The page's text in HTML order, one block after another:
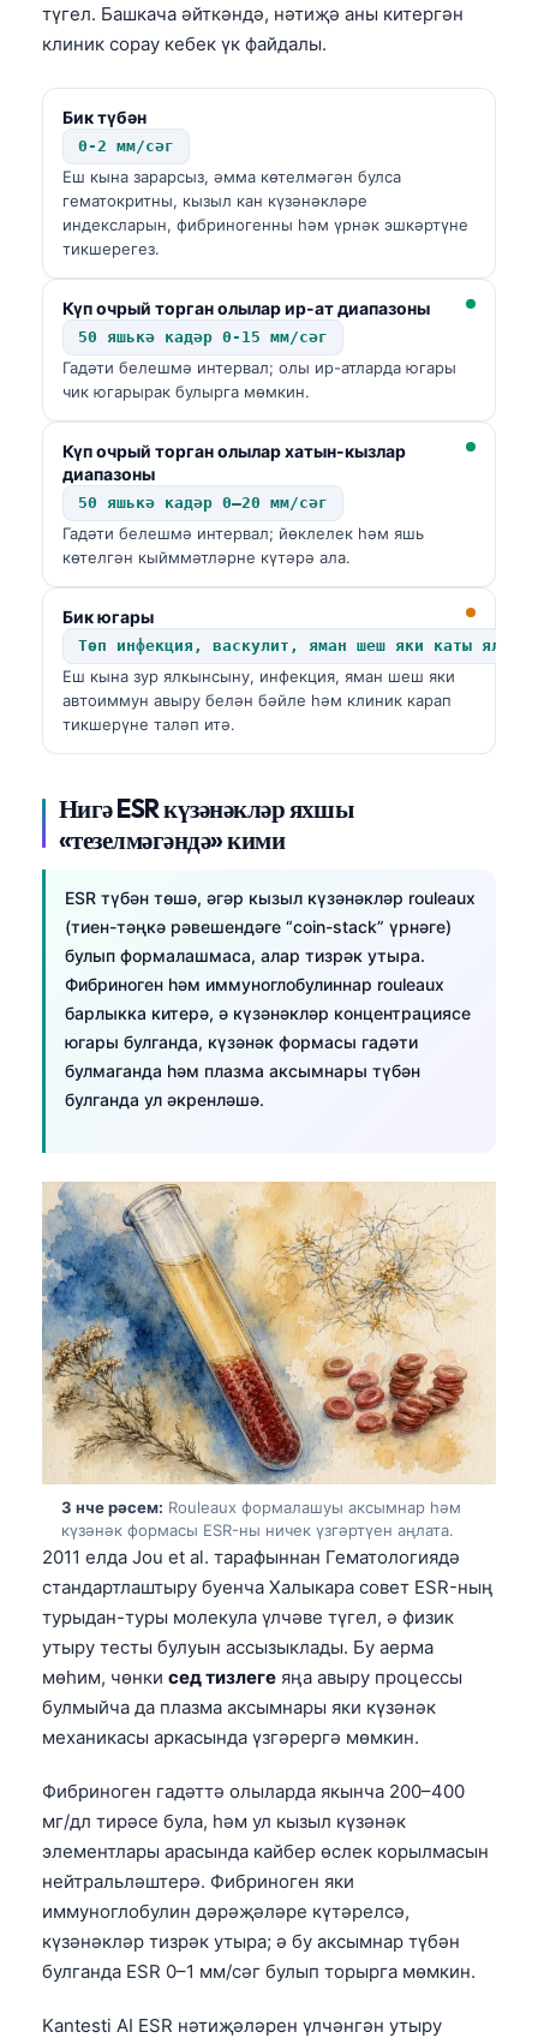
түгел. Башкача әйткәндә, нәтиҗә аны китергән
клиник сорау кебек үк файдалы.
Бик түбән
0-2 мм/сәг
Еш кына зарарсыз, әмма көтелмәгән булса
гематокритны, кызыл кан күзәнәкләре
индексларын, фибриногенны һәм үрнәк эшкәртүне
тикшерегез.
Күп очрый торган олылар ир-ат диапазоны
50 яшькә кадәр 0-15 мм/сәг
Гадәти белешмә интервал; олы ир-атларда югары
чик югарырак булырга мөмкин.
Күп очрый торган олылар хатын-кызлар
диапазоны
50 яшькә кадәр 0–20 мм/сәг
Гадәти белешмә интервал; йөклелек һәм яшь
көтелгән кыйммәтләрне күтәрә ала.
Бик югары
Төп инфекция, васкулит, яман шеш яки каты
Еш кына зур ялкынсыну, инфекция, яман шеш яки
автоиммун авыру белән бәйле һәм клиник карап
тикшерүне таләп итә.
Нигә ESR күзәнәкләр яхшы
«тезелмәгәндә» кими
ESR түбән төшә, әгәр кызыл күзәнәкләр rouleaux
(тиен-тәңкә рәвешендәге “coin-stack” үрнәге)
булып формалашмаса, алар тизрәк утыра.
Фибриноген һәм иммуноглобулиннар rouleaux
барлыкка китерә, ә күзәнәкләр концентрациясе
югары булганда, күзәнәк формасы гадәти
булмаганда һәм плазма аксымнары түбән
булганда ул әкренләшә.
3 нче рәсем: Rouleaux формалашуы аксымнар һәм
күзәнәк формасы ESR-ны ничек үзгәртүен аңлата.
2011 елда Jou et al. тарафыннан Гематологиядә
стандартлаштыру буенча Халыкара совет ESR-ның
турыдан-туры молекула үлчәве түгел, ә физик
утыру тесты булуын ассызыклады. Бу аерма
мөһим, чөнки сед тизлеге яңа авыру процессы
булмыйча да плазма аксымнары яки күзәнәк
механикасы аркасында үзгәрергә мөмкин.
Фибриноген гадәттә олыларда якынча 200–400
мг/дл тирәсе була, һәм ул кызыл күзәнәк
элементлары арасында кайбер өслек корылмасын
нейтральләштерә. Фибриноген яки
иммуноглобулин дәрәҗәләре күтәрелсә,
күзәнәкләр тизрәк утыра; ә бу аксымнар түбән
булганда ESR 0–1 мм/сәг булып торырга мөмкин.
Kantesti AI ESR нәтиҗәләрен үлчәнгән утыру